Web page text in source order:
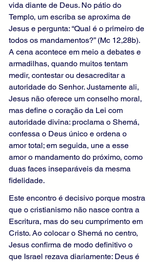
vida diante de Deus. No pátio do
Templo, um escriba se aproxima de
Jesus e pergunta: “Qual é o primeiro de
todos os mandamentos?” (Mc 12,28b).
A cena acontece em meio a debates e
armadilhas, quando muitos tentam
medir, contestar ou desacreditar a
autoridade do Senhor. Justamente ali,
Jesus não oferece um conselho moral,
mas define o coração da Lei com
autoridade divina: proclama o Shemá,
confessa o Deus único e ordena o
amor total; em seguida, une a esse
amor o mandamento do próximo, como
duas faces inseparáveis da mesma
fidelidade.
Este encontro é decisivo porque mostra
que o cristianismo não nasce contra a
Escritura, mas do seu cumprimento em
Cristo. Ao colocar o Shemá no centro,
Jesus confirma de modo definitivo o
que Israel rezava diariamente: Deus é